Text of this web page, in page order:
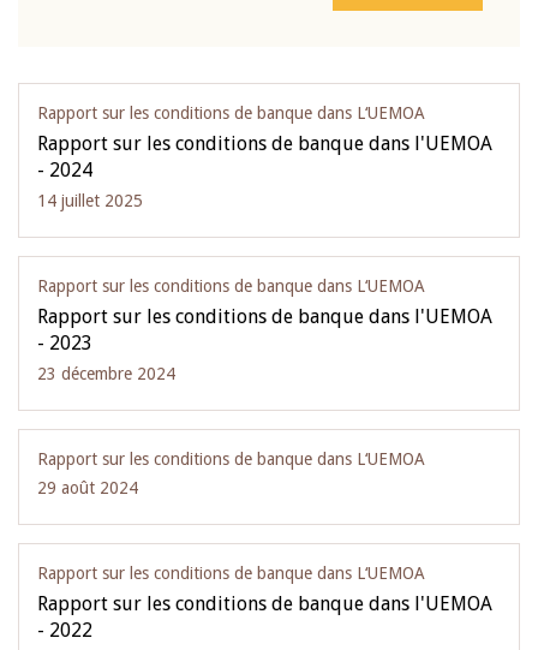
Rapport sur les conditions de banque dans L‘UEMOA
Rapport sur les conditions de banque dans l'UEMOA
- 2024
14 juillet 2025
Rapport sur les conditions de banque dans L‘UEMOA
Rapport sur les conditions de banque dans l'UEMOA
- 2023
23 décembre 2024
Rapport sur les conditions de banque dans L‘UEMOA
29 août 2024
Rapport sur les conditions de banque dans L‘UEMOA
Rapport sur les conditions de banque dans l'UEMOA
- 2022